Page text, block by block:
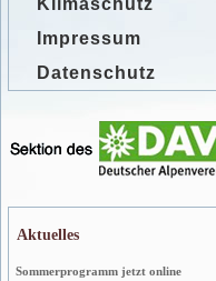
Klimaschutz
Impressum
Datenschutz
Aktuelles
Sommerprogramm jetzt online